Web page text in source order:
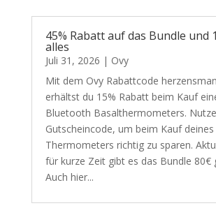
45% Rabatt auf das Bundle und
alles
Juli 31, 2026 | Ovy
Mit dem Ovy Rabattcode
erhältst du 15% Rabatt beim Kauf
Bluetooth Basalthermometers.
Gutscheincode, um beim Kauf deines
Thermometers richtig zu sparen.
für kurze Zeit gibt es das Bundle 80€
Auch hier...